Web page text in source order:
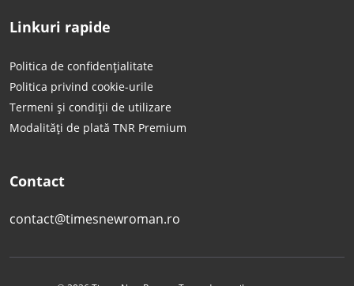
Linkuri rapide
Politica de confidențialitate
Politica privind cookie-urile
Termeni și condiții de utilizare
Modalități de plată TNR Premium
Contact
contact@timesnewroman.ro